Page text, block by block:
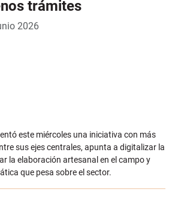
trámites
2026
este miércoles una iniciativa con más
sus ejes centrales, apunta a digitalizar la
la elaboración artesanal en el campo y
que pesa sobre el sector.